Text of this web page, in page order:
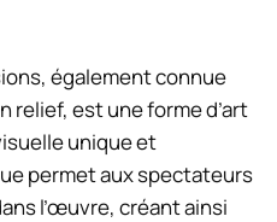
également connue
relief, est une forme d’art
unique et
permet aux spectateurs
l’œuvre, créant ainsi